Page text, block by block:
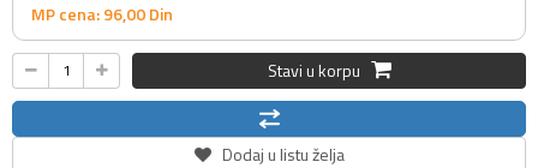
MP cena: 96,00Din
Stavi u korpu
Dodaj u listu želja